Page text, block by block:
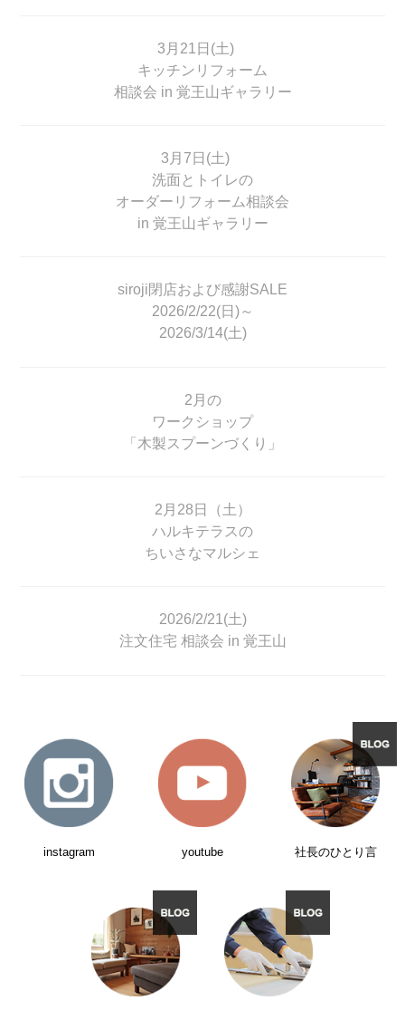
3月21日(土)
キッチンリフォーム
相談会 in 覚王山ギャラリー
3月7日(土)
洗面とトイレの
オーダーリフォーム相談会
in 覚王山ギャラリー
siroji閉店および感謝SALE
2026/2/22(日)～
2026/3/14(土)
2月の
ワークショップ
「木製スプーンづくり」
2月28日（土）
ハルキテラスの
ちいさなマルシェ
2026/2/21(土)
注文住宅 相談会 in 覚王山
instagram youtube 社長のひとり言